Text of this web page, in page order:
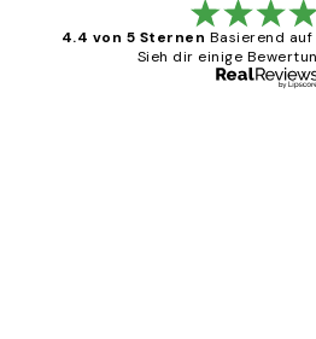
4.4 von 5 Sternen Basierend
Sieh dir einige